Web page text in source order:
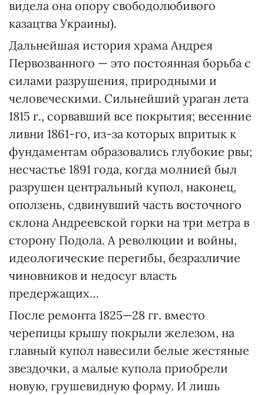
видела она опору свободолюбивого
казацтва Украины).
Дальнейшая история храма Андрея
Первозванного — это постоянная борьба с
силами разрушения, природными и
человеческими. Сильнейший ураган лета
1815 г., сорвавший все покрытия; весенние
ливни 1861-го, из-за которых впритык к
фундаментам образовались глубокие рвы;
несчастье 1891 года, когда молнией был
разрушен центральный купол, наконец,
оползень, сдвинувший часть восточного
склона Андреевской горки на три метра в
сторону Подола. А революции и войны,
идеологические перегибы, безразличие
чиновников и недосуг власть
предержащих…
После ремонта 1825—28 гг. вместо
черепицы крышу покрыли железом, на
главный купол навесили белые жестяные
звездочки, а малые купола приобрели
новую, грушевидную форму. И лишь